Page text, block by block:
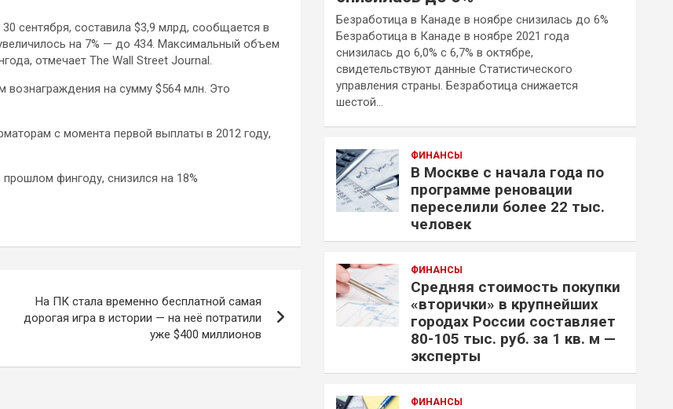
сентября, составила $3,9 млрд, сообщается в
на 7% — до 434. Максимальный объем
отмечает The Wall Street Journal.
на сумму $564 млн. Это
с момента первой выплаты в 2012 году,
фингоду, снизился на 18%
На ПК стала временно бесплатной самая
дорогая игра в истории — на неё потратили
уже $400 миллионов
Безработица в Канаде в ноябре снизилась до 6%
Безработица в Канаде в ноябре 2021 года
снизилась до 6,0% с 6,7% в октябре,
свидетельствуют данные Статистического
управления страны. Безработица снижается
шестой…
ФИНАНСЫ
В Москве с начала года по
программе реновации
переселили более 22 тыс.
человек
ФИНАНСЫ
Средняя стоимость покупки
«вторички» в крупнейших
городах России составляет
80-105 тыс. руб. за 1 кв. м —
эксперты
ФИНАНСЫ